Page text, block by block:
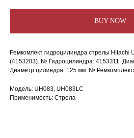
BUY NOW
Ремкомлект гидроцилиндра стрелы Hitachi
(4153203). № Гидроцилиндра: 4153311.
Диаметр цилиндра: 125 мм. №
Модель: UH083, UH083LC
Применимость: Стрела